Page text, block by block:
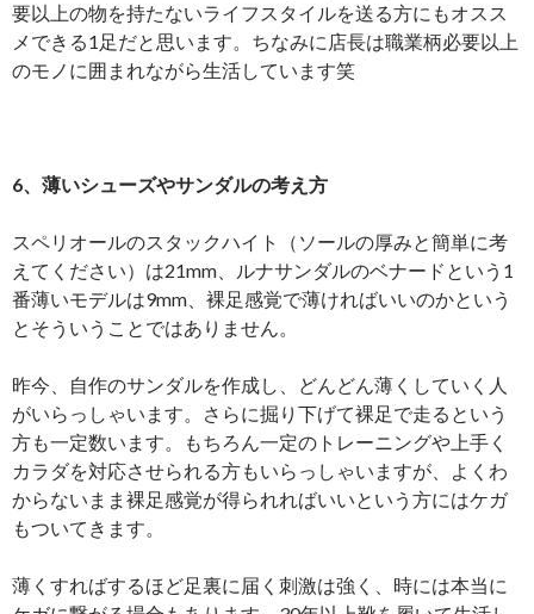
要以上の物を持たないライフスタイルを送る方にもオスス
メできる1足だと思います。ちなみに店長は職業柄必要以上
のモノに囲まれながら生活しています笑
6、薄いシューズやサンダルの考え方
スペリオールのスタックハイト（ソールの厚みと簡単に考
えてください）は21mm、ルナサンダルのベナードという1
番薄いモデルは9mm、裸足感覚で薄ければいいのかという
とそういうことではありません。
昨今、自作のサンダルを作成し、どんどん薄くしていく人
がいらっしゃいます。さらに掘り下げて裸足で走るという
方も一定数います。もちろん一定のトレーニングや上手く
カラダを対応させられる方もいらっしゃいますが、よくわ
からないまま裸足感覚が得られればいいという方にはケガ
もついてきます。
薄くすればするほど足裏に届く刺激は強く、時には本当に